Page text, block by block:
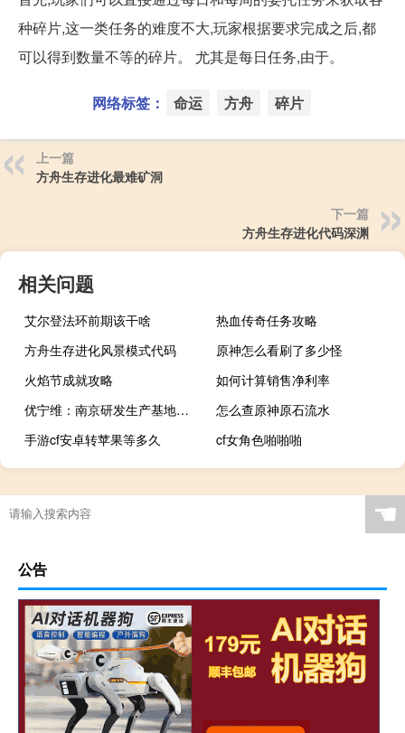
种碎片,这一类任务的难度不大,玩家根据要求完成之后,都
可以得到数量不等的碎片。 尤其是每日任务,由于。
网络标签： 命运 方舟 碎片
上一篇
方舟生存进化最难矿洞
下一篇
方舟生存进化代码深渊
相关问题
艾尔登法环前期该干啥
热血传奇任务攻略
方舟生存进化风景模式代码
原神怎么看刷了多少怪
火焰节成就攻略
如何计算销售净利率
优宁维：南京研发生产基地已完成结构性封顶目前处于机电安装阶段
怎么查原神原石流水
手游cf安卓转苹果等多久
cf女角色啪啪啪
☚
公告